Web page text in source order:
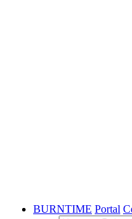
BURNTIME Portal